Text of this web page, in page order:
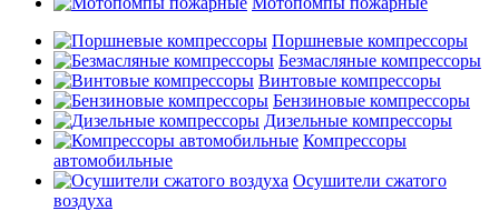
Поршневые компрессоры
Безмасляные компрессоры
Винтовые компрессоры
Бензиновые компрессоры
Дизельные компрессоры
Компрессоры
автомобильные
Осушители сжатого
воздуха